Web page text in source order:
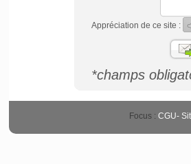
Appréciation de ce site :
*champs
Focus : CGU-